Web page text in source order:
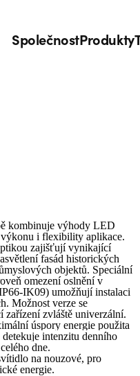
SpolečnostProdukty
kombinuje výhody LED
výkonu i flexibility aplikace.
zajišťují vynikající
fasád historických
objektů. Speciální
omezení oslnění v
IK09) umožňují instalaci
Možnost verze se
zařízení zvláště univerzální.
úspory energie použita
intenzitu denního
dne.
na nouzové, pro
energie.